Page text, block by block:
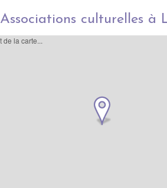
Associations culturelles à